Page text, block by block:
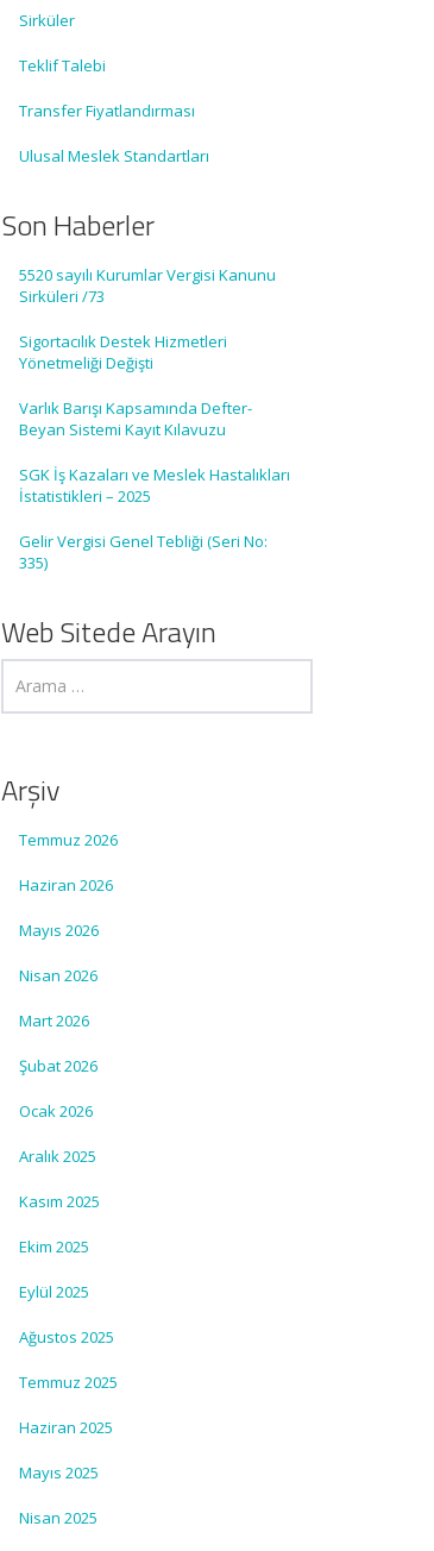
Sirküler
Teklif Talebi
Transfer Fiyatlandırması
Ulusal Meslek Standartları
Son Haberler
5520 sayılı Kurumlar Vergisi Kanunu
Sirküleri /73
Sigortacılık Destek Hizmetleri
Yönetmeliği Değişti
Varlık Barışı Kapsamında Defter-
Beyan Sistemi Kayıt Kılavuzu
SGK İş Kazaları ve Meslek Hastalıkları
İstatistikleri – 2025
Gelir Vergisi Genel Tebliği (Seri No:
335)
Web Sitede Arayın
Arşiv
Temmuz 2026
Haziran 2026
Mayıs 2026
Nisan 2026
Mart 2026
Şubat 2026
Ocak 2026
Aralık 2025
Kasım 2025
Ekim 2025
Eylül 2025
Ağustos 2025
Temmuz 2025
Haziran 2025
Mayıs 2025
Nisan 2025